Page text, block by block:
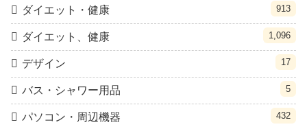
ダイエット・健康 913
ダイエット、健康 1,096
デザイン 17
バス・シャワー用品 5
パソコン・周辺機器 432